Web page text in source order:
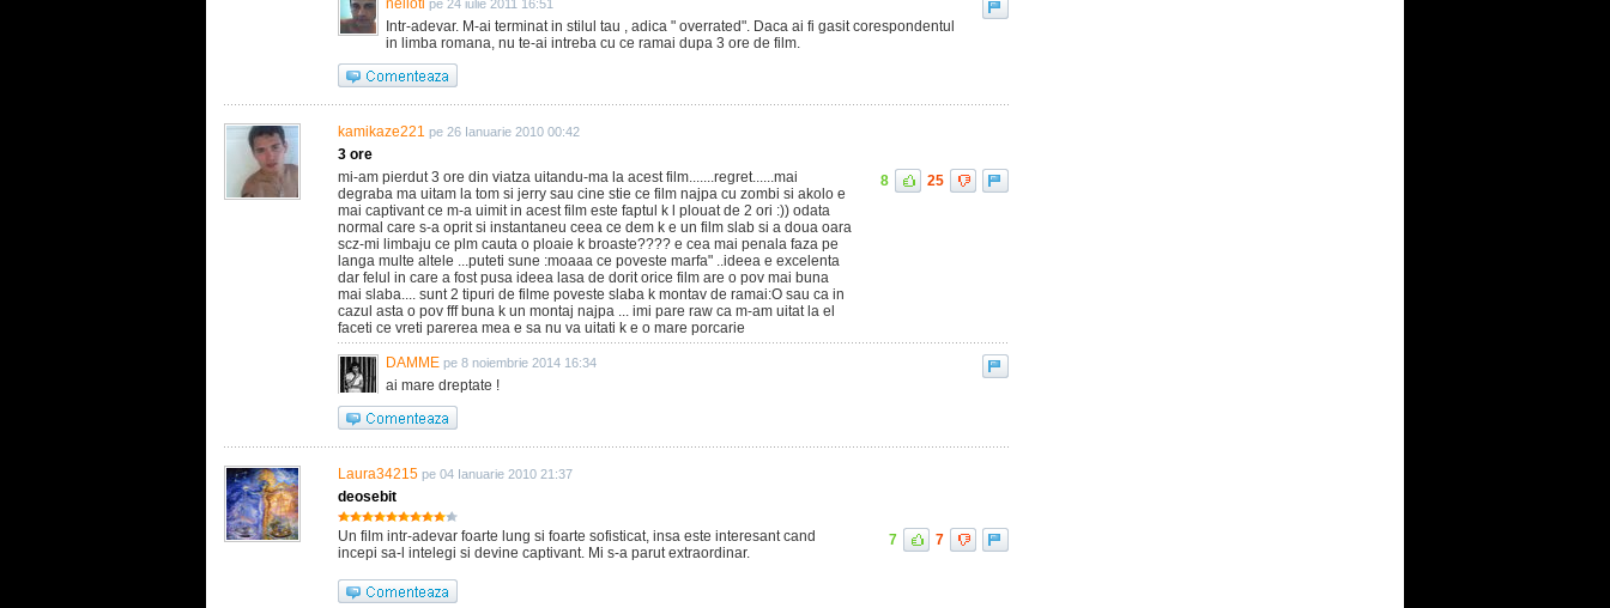
nelloti pe 24 iulie 2011 16:51
Intr-adevar. M-ai terminat in stilul tau , adica " overrated". Daca ai fi gasit corespondentul
in limba romana, nu te-ai intreba cu ce ramai dupa 3 ore de film.
kamikaze221 pe 26 Ianuarie 2010 00:42
3 ore
mi-am pierdut 3 ore din viatza uitandu-ma la acest film.......regret......mai
degraba ma uitam la tom si jerry sau cine stie ce film najpa cu zombi si akolo e
mai captivant ce m-a uimit in acest film este faptul k l plouat de 2 ori :)) odata
normal care s-a oprit si instantaneu ceea ce dem k e un film slab si a doua oara
scz-mi limbaju ce plm cauta o ploaie k broaste???? e cea mai penala faza pe
langa multe altele ...puteti sune :moaaa ce poveste marfa" ..ideea e excelenta
dar felul in care a fost pusa ideea lasa de dorit orice film are o pov mai buna
mai slaba.... sunt 2 tipuri de filme poveste slaba k montav de ramai:O sau ca in
cazul asta o pov fff buna k un montaj najpa ... imi pare raw ca m-am uitat la el
faceti ce vreti parerea mea e sa nu va uitati k e o mare porcarie
8 25
DAMME pe 8 noiembrie 2014 16:34
ai mare dreptate !
Laura34215 pe 04 Ianuarie 2010 21:37
deosebit
Un film intr-adevar foarte lung si foarte sofisticat, insa este interesant cand
incepi sa-l intelegi si devine captivant. Mi s-a parut extraordinar.
7 7